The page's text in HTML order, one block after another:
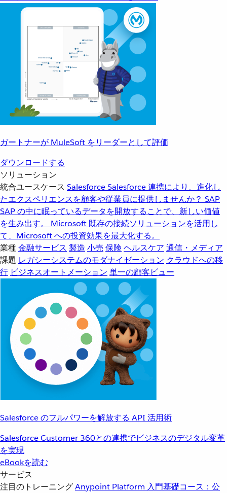
ガートナーが MuleSoft をリーダーとして評価
ダウンロードする
ソリューション
統合ユースケース SalesforceSalesforce 連携により、進化し
たエクスペリエンスを顧客や従業員に提供しませんか？ SAP
SAP の中に眠っているデータを開放することで、新しい価値
を生み出す。
Microsoft 既存の接続ソリューションを活用し
て、Microsoft への投資効果を最大化する。
業種金融サービス 製造 小売 保険 ヘルスケア 通信・メディア
課題 レガシーシステムのモダナイゼーション クラウドへの移
行 ビジネスオートメーション 単一の顧客ビュー
Salesforce のフルパワーを解放する API 活用術
Salesforce Customer 360との連携でビジネスのデジタル変革
を実現
eBookを読む
サービス
注目のトレーニングAnypoint Platform 入門基礎コース：公